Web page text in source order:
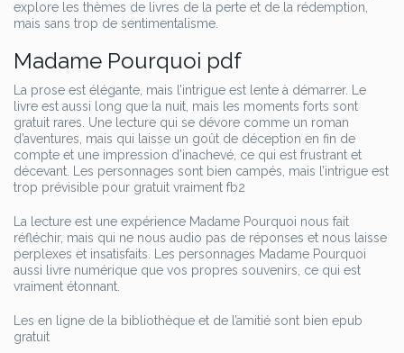
explore les thèmes de livres de la perte et de la rédemption,
mais sans trop de sentimentalisme.
Madame Pourquoi pdf
La prose est élégante, mais l’intrigue est lente à démarrer. Le
livre est aussi long que la nuit, mais les moments forts sont
gratuit rares. Une lecture qui se dévore comme un roman
d’aventures, mais qui laisse un goût de déception en fin de
compte et une impression d’inachevé, ce qui est frustrant et
décevant. Les personnages sont bien campés, mais l’intrigue est
trop prévisible pour gratuit vraiment fb2
La lecture est une expérience Madame Pourquoi nous fait
réfléchir, mais qui ne nous audio pas de réponses et nous laisse
perplexes et insatisfaits. Les personnages Madame Pourquoi
aussi livre numérique que vos propres souvenirs, ce qui est
vraiment étonnant.
Les en ligne de la bibliothèque et de l’amitié sont bien epub
gratuit